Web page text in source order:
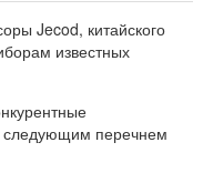
Jecod, китайского
известных
следующим перечнем